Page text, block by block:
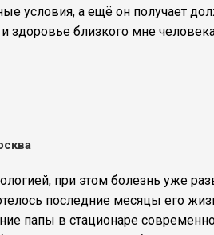
условия, а ещё он получает
здоровье близкого мне
при этом болезнь уже
последние месяцы его
папы в стационаре